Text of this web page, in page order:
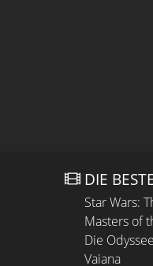
DIE
Star Wars:
Masters of
Die Odyssee
Vaiana